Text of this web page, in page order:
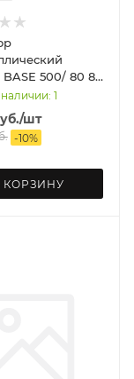
500/ 80 8
1
/шт
-10%
КОРЗИНУ